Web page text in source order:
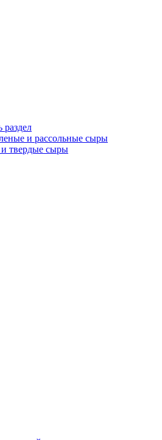
раздел
и рассольные сыры
твердые сыры